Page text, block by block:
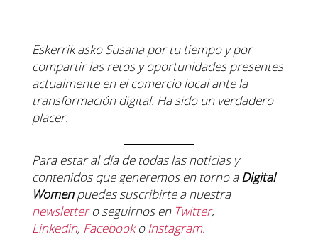
Eskerrik asko Susana por tu tiempo y por
compartir las retos y oportunidades presentes
actualmente en el comercio local ante la
transformación digital. Ha sido un verdadero
placer.
Para estar al día de todas las noticias y
contenidos que generemos en torno aDigital
Womenpuedes suscribirte a nuestra
newslettero seguirnos en Twitter,
Linkedin, FacebookoInstagram.